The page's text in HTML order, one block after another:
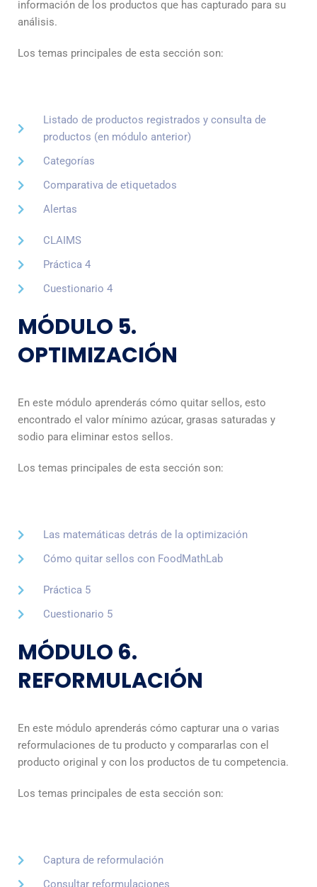
información de los productos que has capturado para su
análisis.
Los temas principales de esta sección son:
Listado de productos registrados y consulta de
productos (en módulo anterior)
Categorías
Comparativa de etiquetados
Alertas
CLAIMS
Práctica 4
Cuestionario 4
MÓDULO 5.
OPTIMIZACIÓN
En este módulo aprenderás cómo quitar sellos, esto
encontrado el valor mínimo azúcar, grasas saturadas y
sodio para eliminar estos sellos.
Los temas principales de esta sección son:
Las matemáticas detrás de la optimización
Cómo quitar sellos con FoodMathLab
Práctica 5
Cuestionario 5
MÓDULO 6.
REFORMULACIÓN
En este módulo aprenderás cómo capturar una o varias
reformulaciones de tu producto y compararlas con el
producto original y con los productos de tu competencia.
Los temas principales de esta sección son:
Captura de reformulación
Consultar reformulaciones